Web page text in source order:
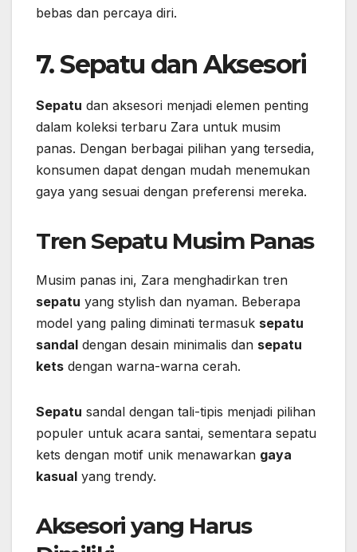
bebas dan percaya diri.
7. Sepatu dan Aksesori
Sepatu dan aksesori menjadi elemen penting
dalam koleksi terbaru Zara untuk musim
panas. Dengan berbagai pilihan yang tersedia,
konsumen dapat dengan mudah menemukan
gaya yang sesuai dengan preferensi mereka.
Tren Sepatu Musim Panas
Musim panas ini, Zara menghadirkan tren
sepatu yang stylish dan nyaman. Beberapa
model yang paling diminati termasuk sepatu
sandal dengan desain minimalis dan sepatu
kets dengan warna-warna cerah.
Sepatu sandal dengan tali-tipis menjadi pilihan
populer untuk acara santai, sementara sepatu
kets dengan motif unik menawarkan gaya
kasual yang trendy.
Aksesori yang Harus